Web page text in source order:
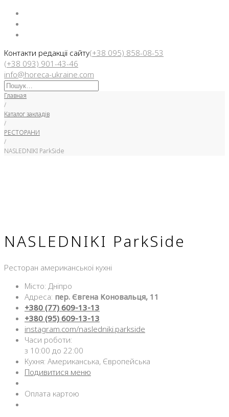
Контакти редакції сайту(+38 095) 858-08-53
(+38 093) 901-43-46
info@horeca-ukraine.com
Искать:
Главная
/
Каталог закладів
/
РЕСТОРАНИ
/
NASLEDNIKI ParkSide
NASLEDNIKI ParkSide
Ресторан американської кухні
Місто: Дніпро
Адреса: пер. Євгена Коновальця, 11
+380 (77) 609-13-13
+380 (95) 609-13-13
instagram.com/nasledniki.parkside
Часи роботи:
з 10:00 до 22:00
Кухня: Американська, Європейська
Подивитися меню
Оплата картою